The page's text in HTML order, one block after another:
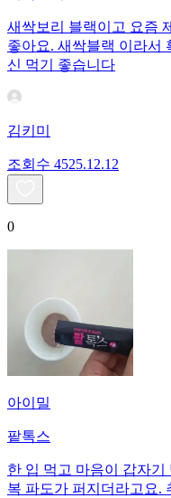
새싹보리 블랙이고 요즘
좋아요. 새싹블랙 이라서
신 먹기 좋습니다
김키미
조회수 4525.12.12
0
아이밀
팥톡스
한 입 먹고 마음이 갑자
복 파도가 퍼지더라고요.